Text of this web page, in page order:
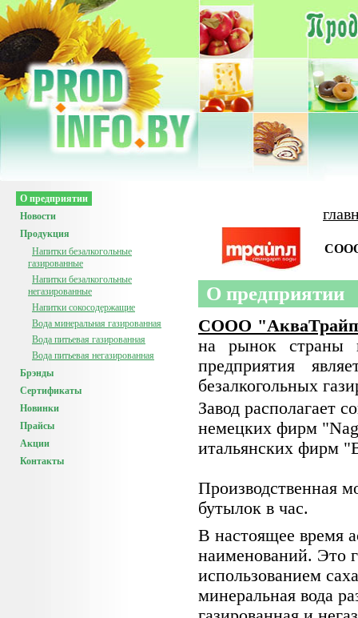
О предприятии
Новости
Продукция
Напитки безалкогольные
газированные
Напитки безалкогольные
негазированные
Напитки сокосодержащие
Вода минеральная газированная
Вода питьевая газированная
Вода питьевая негазированная
Брэнды
Сертификаты
Новинки
Прайсы
Акции
Контакты
О предприятии
СООО
на рынок страны
предприятия
безалкогольных
Завод располагает
немецких фирм
итальянских фирм
Производственная
бутылок в час.
В настоящее время
наименований. Это
использованием
минеральная вода